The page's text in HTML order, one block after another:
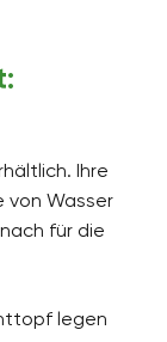
Ihre
von Wasser
für die
legen